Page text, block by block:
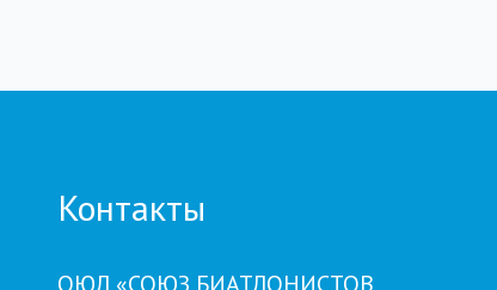
Контакты